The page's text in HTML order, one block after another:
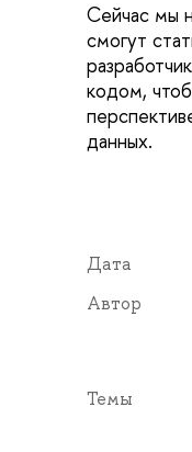
Сейчас мы
смогут
кодом,
данных.
Дата
Автор
Темы